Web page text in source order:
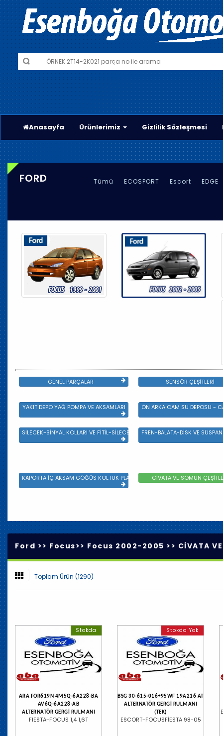
Anasayfa Ürünlerimiz Gizlilik Sözleşmesi
FORD Tümü ECOSPORT Escort EDGE
GENEL PARÇALAR SENSÖR ÇEŞİTLERİ
YAKIT DEPO YAĞ POMPA VE AKSAMLARI ÖN ARKA CAM SU DEPOSU -
SİLECEK-SİNYAL KOLLARI VE FİTİL-SİLECEK ÇEŞİTLERİFREN-BALATA-DİSK VE
KAPORTA İÇ AKSAM GÖĞÜS KOLTUK PLASTİK VE SAC AKSAM
CİVATA VE SOMUN
Ford >> Focus>> Focus 2002-2005 >> CİVATA
Toplam Ürün (1290)
Stokda
ARA FOR619N 4M5Q-6A228-BA
AV6Q-6A228-AB
ALTERNATÖR GERGİ RULMANI
FIESTA-FOCUS 1,4 1,6T
Stokda Yok
BSG 30-615-016+95WF 19A216 AT
ALTERNATÖR GERGİ RULMANI
(TEK)
ESCORT-FOCUSFİESTA 98-05